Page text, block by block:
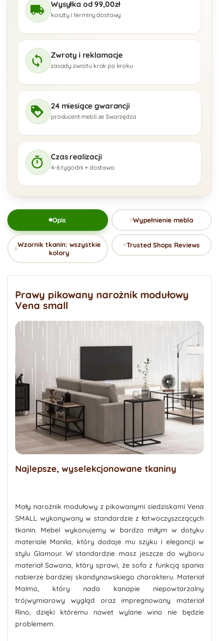
Wysyłka od 99,00zł
koszty i terminy dostawy
Zwroty i reklamacje
zasady zwrotu krok po kroku
24 miesiące gwarancji
producent mebli ze Swarzędza
Czas realizacji
4-6 tygodni + dostawa
Opis Wypełnienie mebla
Wzornik tkanin: wszystkie
kolory
Trusted Shops Reviews
Prawy pikowany narożnik modułowy
Vena small
Najlepsze, wyselekcjonowane tkaniny
Mały narożnik modułowy z pikowanymi siedziskami Vena
SMALL wykonywany w standardzie z łatwoczyszczących
tkanin. Mebel wykonujemy w bardzo miłym w dotyku
materiale Manila, który dodaje mu szyku i elegancji w
stylu Glamour. W standardzie masz jeszcze do wyboru
materiał Sawana, który sprawi, że sofa z funkcją spania
nabierze bardziej skandynawskiego charakteru. Materiał
Malmo, który nada kanapie niepowtarzalny
trójwymiarowy wygląd oraz impregnowany materiał
Rino, dzięki któremu nawet wylane wino nie będzie
problemem.